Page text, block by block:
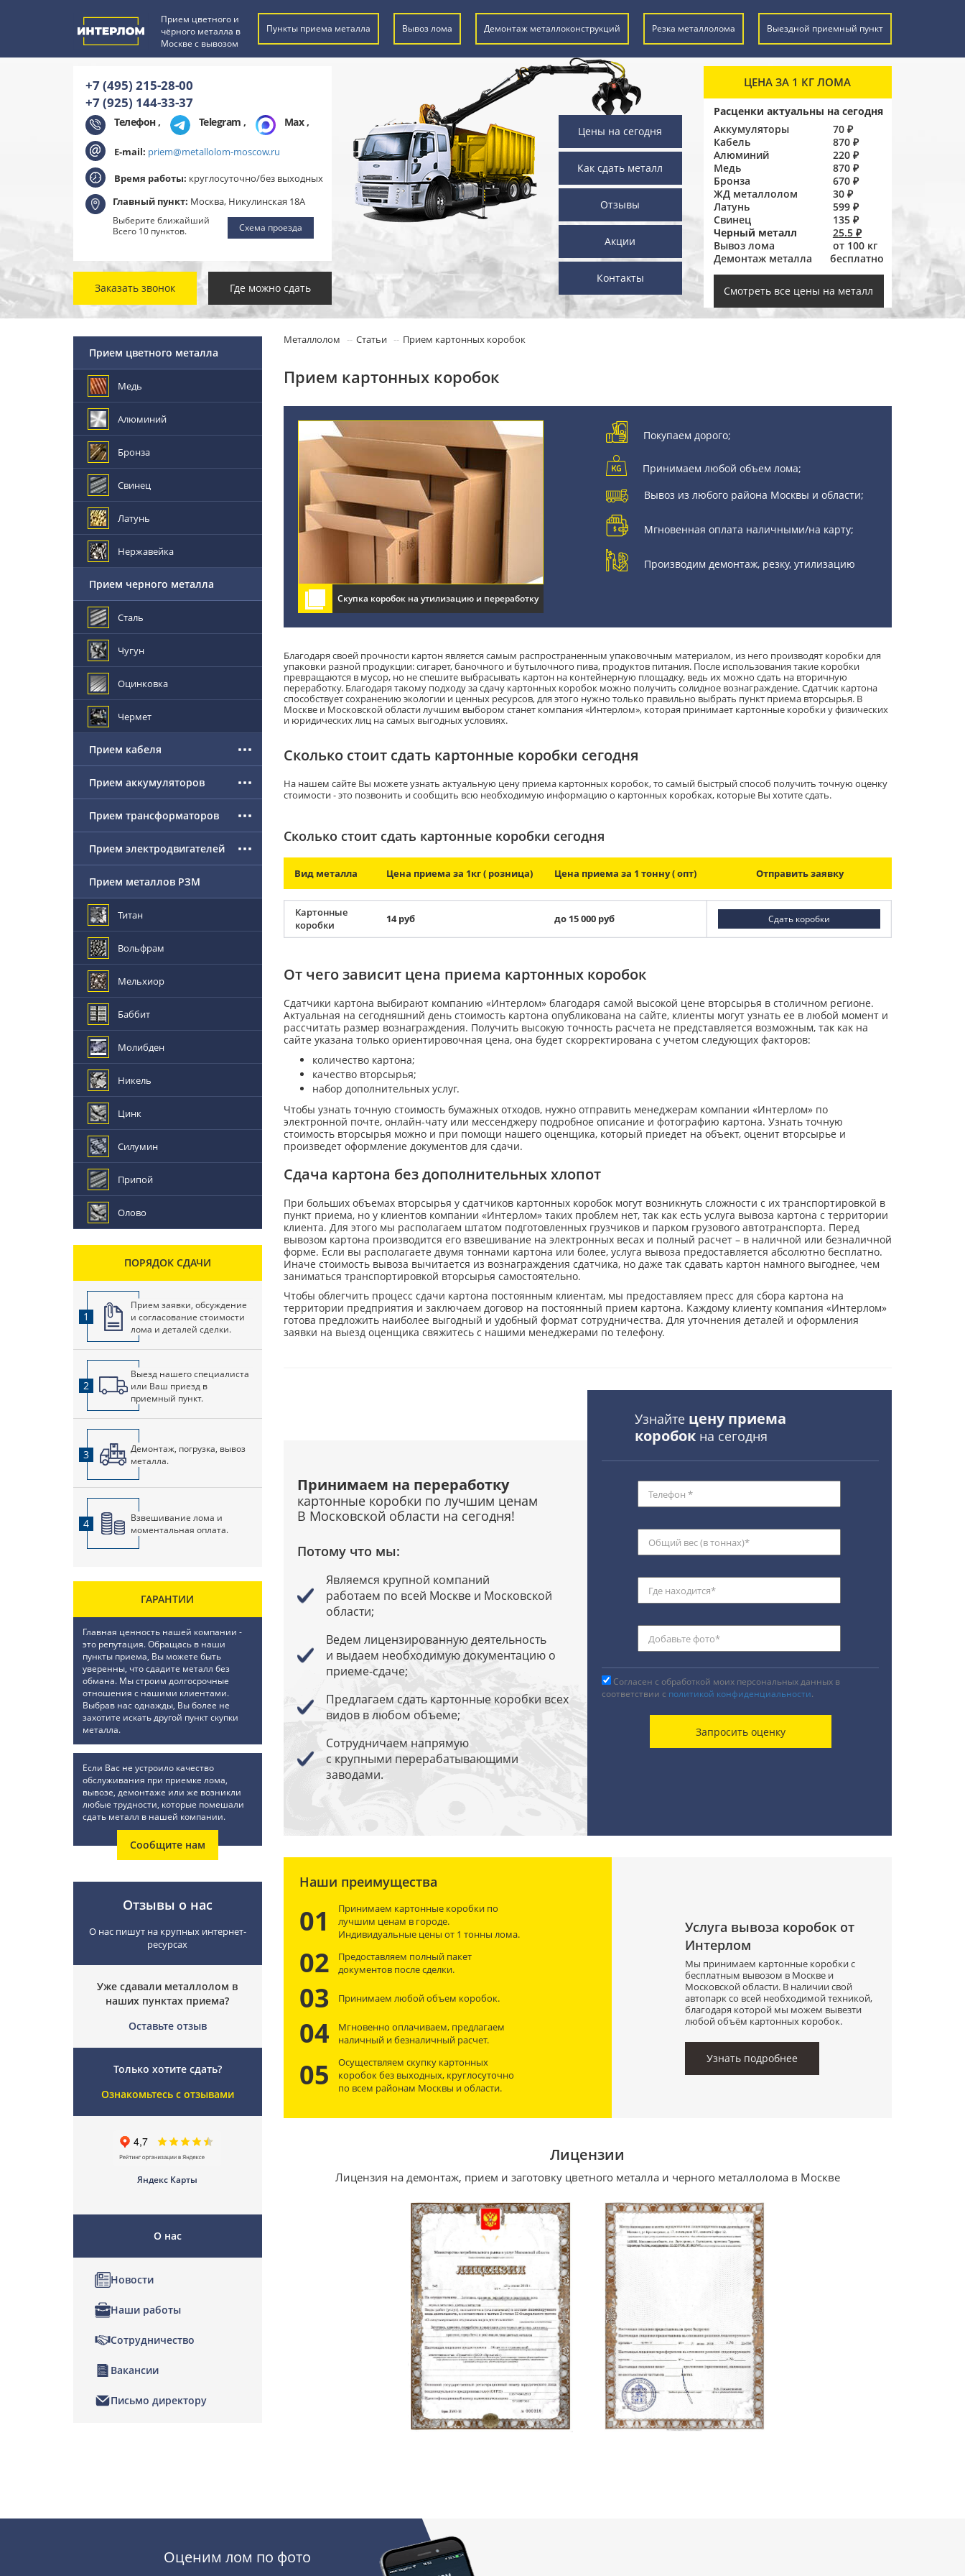
Прием цветного и
чёрного металла в
Москве с вывозом
Пункты приема металла Вывоз лома Демонтаж металлоконструкций Резка металлолома Выездной приемный пункт
+7 (495) 215-28-00
+7 (925) 144-33-37
Телефон , Telegram , Max,
E-mail: priem@metallolom-moscow.ru
Время работы: круглосуточно/без выходных
Главный пункт: Москва, Никулинская 18А
Выберите ближайший
Всего 10 пунктов.
Схема проезда
Заказать звонок Где можно сдать
ЦЕНА ЗА 1 КГ ЛОМА
Расценки актуальны на сегодня
Аккумуляторы
70 ₽
Кабель
870 ₽
Алюминий
220 ₽
Медь
870 ₽
Бронза
670 ₽
ЖД металлолом
30 ₽
Латунь
599 ₽
Свинец
135 ₽
Черный металл
25.5 ₽
Вывоз лома
от 100 кг
Демонтаж металла
бесплатно
Смотреть все цены на металл
Цены на сегодня
Как сдать металл
Отзывы
Акции
Контакты
Металлолом Статьи Прием картонных коробок
Прием картонных коробок
Скупка коробок на утилизацию и переработку
Покупаем дорого;
Принимаем любой объем лома;
Вывоз из любого района Москвы и области;
Мгновенная оплата наличными/на карту;
Производим демонтаж, резку, утилизацию
Благодаря своей прочности картон является самым распространенным упаковочным материалом, из него производят коробки для
упаковки разной продукции: сигарет, баночного и бутылочного пива, продуктов питания. После использования такие коробки
превращаются в мусор, но не спешите выбрасывать картон на контейнерную площадку, ведь их можно сдать на вторичную
переработку. Благодаря такому подходу за сдачу картонных коробок можно получить солидное вознаграждение. Сдатчик картона
способствует сохранению экологии и ценных ресурсов, для этого нужно только правильно выбрать пункт приема вторсырья. В
Москве и Московской области лучшим выбором станет компания «Интерлом», которая принимает картонные коробки у физических
и юридических лиц на самых выгодных условиях.
Сколько стоит сдать картонные коробки сегодня
На нашем сайте Вы можете узнать актуальную цену приема картонных коробок, то самый быстрый способ получить точную оценку
стоимости - это позвонить и сообщить всю необходимую информацию о картонных коробках, которые Вы хотите сдать.
Сколько стоит сдать картонные коробки сегодня
Вид металла Цена приема за 1кг ( розница) Цена приема за 1 тонну ( опт) Отправить заявку
Картонные
коробки
14 руб до 15 000 руб Сдать коробки
От чего зависит цена приема картонных коробок
Сдатчики картона выбирают компанию «Интерлом» благодаря самой высокой цене вторсырья в столичном регионе.
Актуальная на сегодняшний день стоимость картона опубликована на сайте, клиенты могут узнать ее в любой момент и
рассчитать размер вознаграждения. Получить высокую точность расчета не представляется возможным, так как на
сайте указана только ориентировочная цена, она будет скорректирована с учетом следующих факторов:
количество картона;
качество вторсырья;
набор дополнительных услуг.
Чтобы узнать точную стоимость бумажных отходов, нужно отправить менеджерам компании «Интерлом» по
электронной почте, онлайн-чату или мессенджеру подробное описание и фотографию картона. Узнать точную
стоимость вторсырья можно и при помощи нашего оценщика, который приедет на объект, оценит вторсырье и
произведет оформление документов для сдачи.
Сдача картона без дополнительных хлопот
При больших объемах вторсырья у сдатчиков картонных коробок могут возникнуть сложности с их транспортировкой в
пункт приема, но у клиентов компании «Интерлом» таких проблем нет, так как есть услуга вывоза картона с территории
клиента. Для этого мы располагаем штатом подготовленных грузчиков и парком грузового автотранспорта. Перед
вывозом картона производится его взвешивание на электронных весах и полный расчет – в наличной или безналичной
форме. Если вы располагаете двумя тоннами картона или более, услуга вывоза предоставляется абсолютно бесплатно.
Иначе стоимость вывоза вычитается из вознаграждения сдатчика, но даже так сдавать картон намного выгоднее, чем
заниматься транспортировкой вторсырья самостоятельно.
Чтобы облегчить процесс сдачи картона постоянным клиентам, мы предоставляем пресс для сбора картона на
территории предприятия и заключаем договор на постоянный прием картона. Каждому клиенту компания «Интерлом»
готова предложить наиболее выгодный и удобный формат сотрудничества. Для уточнения деталей и оформления
заявки на выезд оценщика свяжитесь с нашими менеджерами по телефону.
Принимаем на переработку
картонные коробки по лучшим ценам
В Московской области на сегодня!
Потому что мы:
Являемся крупной компаний
работаем по всей Москве и Московской
области;
Ведем лицензированную деятельность
и выдаем необходимую документацию о
приеме-сдаче;
Предлагаем сдать картонные коробки всех
видов в любом объеме;
Сотрудничаем напрямую
с крупными перерабатывающими
заводами.
Узнайте цену приема
коробок на сегодня
Согласен с обработкой моих персональных данных в
соответствии с политикой конфиденциальности.
Наши преимущества
01
Принимаем картонные коробки по
лучшим ценам в городе.
Индивидуальные цены от 1 тонны лома.
02
Предоставляем полный пакет
документов после сделки.
03 Принимаем любой объем коробок.
04
Мгновенно оплачиваем, предлагаем
наличный и безналичный расчет.
05
Осуществляем скупку картонных
коробок без выходных, круглосуточно
по всем районам Москвы и области.
Услуга вывоза коробок от
Интерлом
Мы принимаем картонные коробки с
бесплатным вывозом в Москве и
Московской области. В наличии свой
автопарк со всей необходимой техникой,
благодаря которой мы можем вывезти
любой объём картонных коробок.
Узнать подробнее
Лицензии
Лицензия на демонтаж, прием и заготовку цветного металла и черного металлолома в Москве
Прием цветного металла
Медь
Алюминий
Бронза
Свинец
Латунь
Нержавейка
Прием черного металла
Сталь
Чугун
Оцинковка
Чермет
Прием кабеля
Прием аккумуляторов
Прием трансформаторов
Прием электродвигателей
Прием металлов РЗМ
Титан
Вольфрам
Мельхиор
Баббит
Молибден
Никель
Цинк
Силумин
Припой
Олово
ПОРЯДОК СДАЧИ
1
Прием заявки, обсуждение
и согласование стоимости
лома и деталей сделки.
2
Выезд нашего специалиста
или Ваш приезд в
приемный пункт.
3
Демонтаж, погрузка, вывоз
металла.
4
Взвешивание лома и
моментальная оплата.
ГАРАНТИИ
Главная ценность нашей компании -
это репутация. Обращась в наши
пункты приема, Вы можете быть
уверенны, что сдадите металл без
обмана. Мы строим долгосрочные
отношения с нашими клиентами.
Выбрав нас однажды, Вы более не
захотите искать другой пункт скупки
металла.
Если Вас не устроило качество
обслуживания при приемке лома,
вывозе, демонтаже или же возникли
любые трудности, которые помешали
сдать металл в нашей компании.
Сообщите нам
Отзывы о нас
О нас пишут на крупных интернет-
ресурсах
Уже сдавали металлолом в
наших пунктах приема?
Оставьте отзыв
Только хотите сдать?
Ознакомьтесь с отзывами
Яндекс Карты
О нас
Новости
Наши работы
Сотрудничество
Вакансии
Письмо директору
Оценим лом по фото